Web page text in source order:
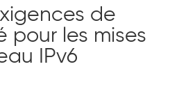
de
pour les mises
IPv6